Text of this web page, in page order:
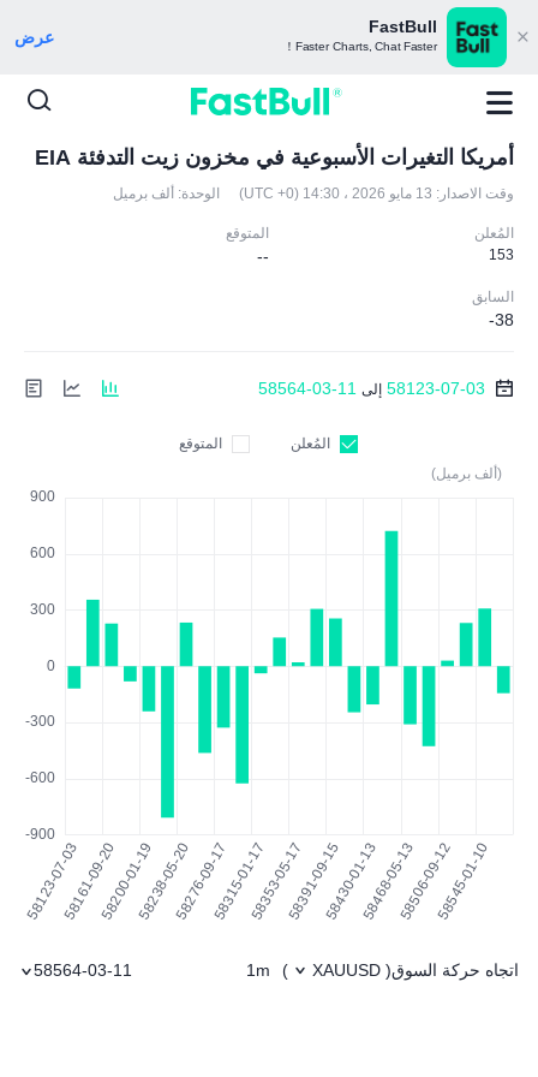
FastBull
Faster Charts, Chat Faster！ عرض
أمريكا التغيرات الأسبوعية في مخزون زيت التدفئة EIA
وقت الاصدار: 13 مايو 2026 ، 14:30 (UTC +0) الوحدة: ألف برميل
المُعلن
153
المتوقع
--
السابق
-38
58123-07-03 إلى 58564-03-11
المُعلن
المتوقع
(ألف برميل)
اتجاه حركة السوق(
XAUUSD
)
1m
58564-03-11